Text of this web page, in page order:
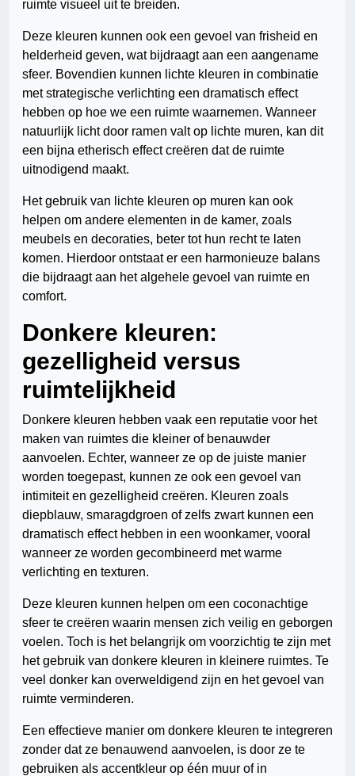
ruimte visueel uit te breiden.
Deze kleuren kunnen ook een gevoel van frisheid en
helderheid geven, wat bijdraagt aan een aangename
sfeer. Bovendien kunnen lichte kleuren in combinatie
met strategische verlichting een dramatisch effect
hebben op hoe we een ruimte waarnemen. Wanneer
natuurlijk licht door ramen valt op lichte muren, kan dit
een bijna etherisch effect creëren dat de ruimte
uitnodigend maakt.
Het gebruik van lichte kleuren op muren kan ook
helpen om andere elementen in de kamer, zoals
meubels en decoraties, beter tot hun recht te laten
komen. Hierdoor ontstaat er een harmonieuze balans
die bijdraagt aan het algehele gevoel van ruimte en
comfort.
Donkere kleuren:
gezelligheid versus
ruimtelijkheid
Donkere kleuren hebben vaak een reputatie voor het
maken van ruimtes die kleiner of benauwder
aanvoelen. Echter, wanneer ze op de juiste manier
worden toegepast, kunnen ze ook een gevoel van
intimiteit en gezelligheid creëren. Kleuren zoals
diepblauw, smaragdgroen of zelfs zwart kunnen een
dramatisch effect hebben in een woonkamer, vooral
wanneer ze worden gecombineerd met warme
verlichting en texturen.
Deze kleuren kunnen helpen om een coconachtige
sfeer te creëren waarin mensen zich veilig en geborgen
voelen. Toch is het belangrijk om voorzichtig te zijn met
het gebruik van donkere kleuren in kleinere ruimtes. Te
veel donker kan overweldigend zijn en het gevoel van
ruimte verminderen.
Een effectieve manier om donkere kleuren te integreren
zonder dat ze benauwend aanvoelen, is door ze te
gebruiken als accentkleur op één muur of in